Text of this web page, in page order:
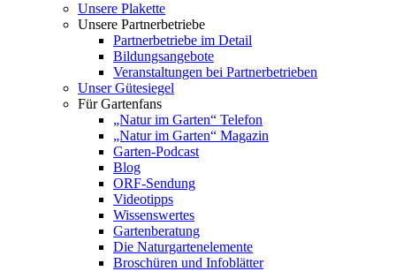
Unsere Plakette
Unsere Partnerbetriebe
Partnerbetriebe im Detail
Bildungsangebote
Veranstaltungen bei Partnerbetrieben
Unser Gütesiegel
Für Gartenfans
„Natur im Garten“ Telefon
„Natur im Garten“ Magazin
Garten-Podcast
Blog
ORF-Sendung
Videotipps
Wissenswertes
Gartenberatung
Die Naturgartenelemente
Broschüren und Infoblätter